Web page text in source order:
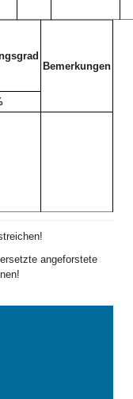
Bemerkungen
angeforstete